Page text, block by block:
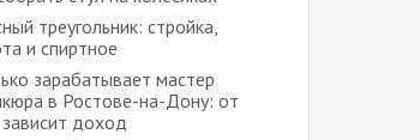
треугольник: стройка,
и спиртное
зарабатывает мастер
в Ростове-на-Дону: от
зависит доход